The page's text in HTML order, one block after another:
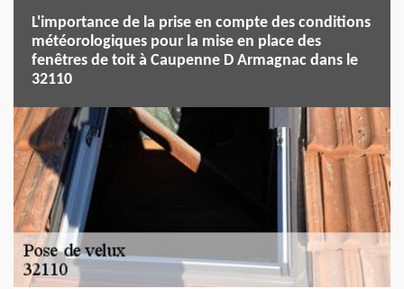
L'importance de la prise en compte des conditions
météorologiques pour la mise en place des
fenêtres de toit à Caupenne D Armagnac dans le
32110